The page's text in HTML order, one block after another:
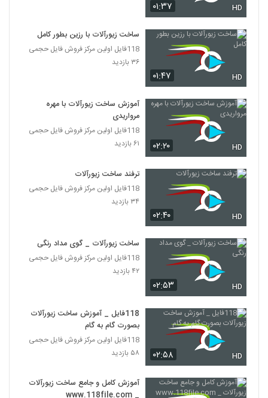
۰۱:۳۷ HD
۰۱:۴۷ HD
ساخت زیورآلات با رزین بطور کامل
118فایل اولین مرکز فروش فایل حجمی
۳۶ بازدید
۰۲:۲۰ HD
آموزش ساخت زیورآلات با مهره
مرواریدی
118فایل اولین مرکز فروش فایل حجمی
۶۱ بازدید
۰۲:۴۰ HD
ترفند ساخت زیورآلات
118فایل اولین مرکز فروش فایل حجمی
۳۴ بازدید
۰۲:۵۳ HD
ساخت زیورآلات _ گوی مداد رنگی
118فایل اولین مرکز فروش فایل حجمی
۴۲ بازدید
۰۲:۵۸ HD
118فایل _ آموزش ساخت زیورآلات
بصورت گام به گام
118فایل اولین مرکز فروش فایل حجمی
۵۸ بازدید
آموزش کامل و جامع ساخت زیورآلات
_ www.118file.com